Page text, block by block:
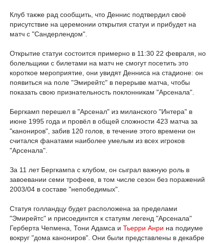
Клуб также рад сообщить, что Деннис подтвердил своё
присутствие на церемонии открытия статуи и прибудет на
матч с "Сандерлендом".
Открытие статуи состоится примерно в 11:30 22 февраля, но
болельщики с билетами на матч не смогут посетить это
короткое мероприятие, они увидят Денниса на стадионе: он
появиться на поле "Эмирейтс" в перерыве матча, чтобы
показать свою признательность поклонникам "Арсенала".
Бергкамп перешел в "Арсенал" из миланского "Интера" в
июне 1995 года и провёл в общей сложности 423 матча за
"канониров", забив 120 голов, в течение этого времени он
считался фанатами наиболее умелым из всех игроков
"Арсенала".
За 11 лет Бергкампа с клубом, он сыграл важную роль в
завоевании семи трофеев, в том числе сезон без поражений
2003/04 в составе "непобедимых".
Статуя голландцу будет расположена за пределами
"Эмирейтс" и присоединтся к статуям легенд "Арсенала"
Герберта Чепмена, Тони Адамса и Тьерри Анри на подиуме
вокруг "дома канониров". Они были представлены в декабре